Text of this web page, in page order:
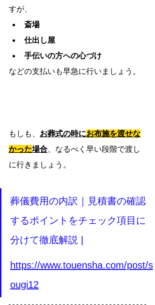
すが、
斎場
仕出し屋
手伝いの方への心づけ
などの支払いも早急に行いましょう。
もしも、 お葬式の時にお布施を渡せな
かった場合 、なるべく早い段階で渡し
に行きましょう。
葬儀費用の内訳｜見積書の確認
するポイントをチェック項目に
分けて徹底解説 |
https://www.touensha.com/post/s
ougi12